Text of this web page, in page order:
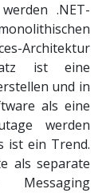
.NET-
Architektur
ist eine
und in
als eine
werden
ist ein Trend.
als separate